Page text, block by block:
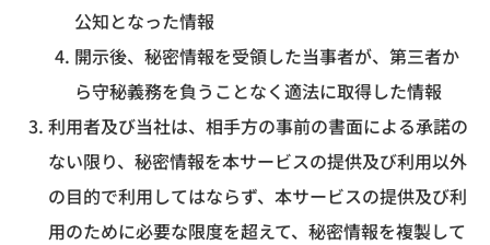
公知となった情報
開示後、秘密情報を受領した当事者が、第三者か
ら守秘義務を負うことなく適法に取得した情報
利用者及び当社は、相手方の事前の書面による承諾の
ない限り、秘密情報を本サービスの提供及び利用以外
の目的で利用してはならず、本サービスの提供及び利
用のために必要な限度を超えて、秘密情報を複製して